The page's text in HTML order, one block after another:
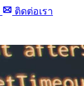
ติดต่อเรา